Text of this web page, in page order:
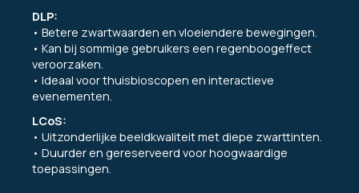
DLP:
• Betere zwartwaarden en vloeiendere bewegingen.
• Kan bij sommige gebruikers een regenboogeffect
veroorzaken.
• Ideaal voor thuisbioscopen en interactieve
evenementen.
LCoS:
• Uitzonderlijke beeldkwaliteit met diepe zwarttinten.
• Duurder en gereserveerd voor hoogwaardige
toepassingen.